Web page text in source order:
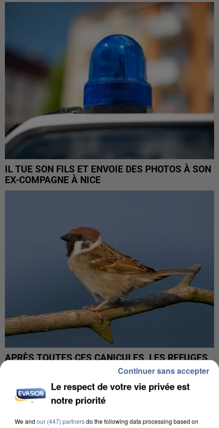
IL TUE SON FILS ET ENVOIE DES PHOTOS À SON
EX-COMPAGNE À NICE
APRÈS TOUTES CES CANICULES, LES REFUGES
DE FAUNE SAUVAGE SONT...
Le respect de votre vie privée est
notre priorité
We and our (447) partnersdo the following data processing based on
Continuer sans accepter